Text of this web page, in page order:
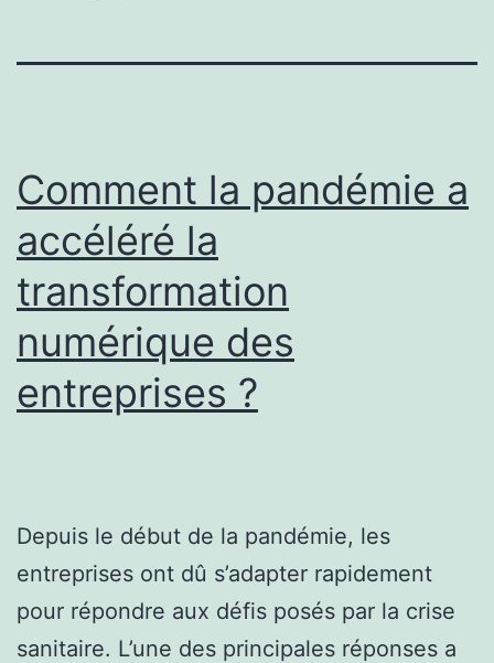
Comment la pandémie a
accéléré la
transformation
numérique des
entreprises ?
Depuis le début de la pandémie, les
entreprises ont dû s’adapter rapidement
pour répondre aux défis posés par la crise
sanitaire. L’une des principales réponses a